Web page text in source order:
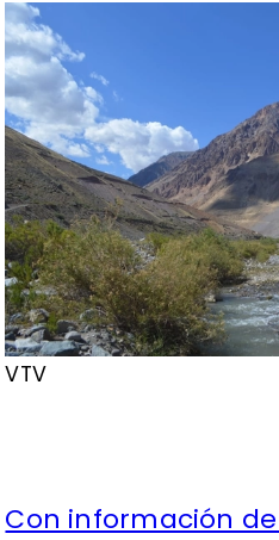
VTV
Con información